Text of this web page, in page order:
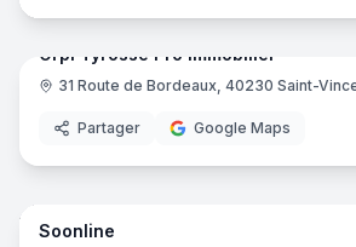
Agence immobilière
Orpi Tyrosse Pro Immobilier
31 Route de Bordeaux, 40230 Saint-
Partager Google Maps
Activité sportive
Soonline